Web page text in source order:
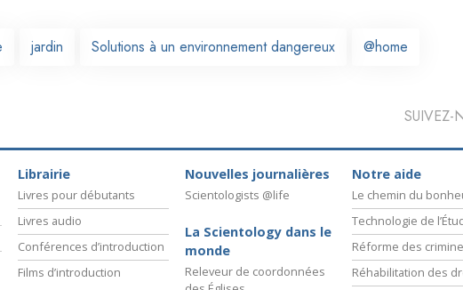
jardin Solutions à un environnement dangereux @home
SUIVEZ-
Librairie
Livres pour débutants
Livres audio
Conférences d’introduction
Films d’introduction
Nouvelles journalières
Scientologists @life
La Scientology dans le
monde
Releveur de coordonnées
Notre aide
Le chemin du
Technologie de
Réforme des
Réhabilitation des